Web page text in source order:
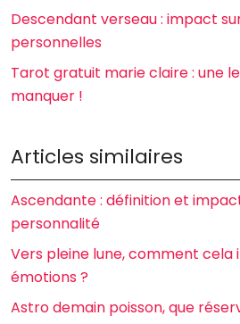
Descendant verseau : impact
personnelles
Tarot gratuit marie claire : une
manquer !
Articles similaires
Ascendante : définition et
personnalité
Vers pleine lune, comment cela
émotions ?
Astro demain poisson, que